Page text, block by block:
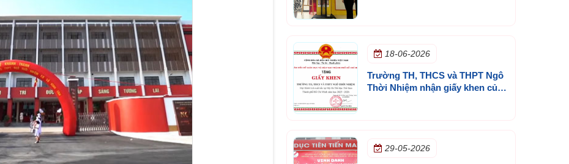
18-06-2026
Trường TH, THCS và THPT Ngô
Thời Nhiệm nhận giấy khen của
29-05-2026